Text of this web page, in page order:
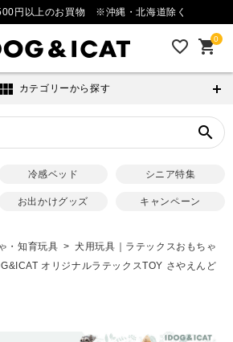
円以上のお買物 ※沖縄・北海道除く
favorite_outline 0
shopping_cart
カテゴリーから探す
search
冷感ベッド シニア特集
お出かけグッズ キャンペーン
・知育玩具
犬用玩具｜ラテックスおもちゃ
オリジナルラテックスTOY さやえんど